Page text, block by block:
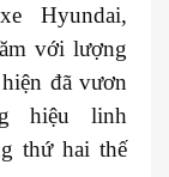
Hyundai,
với lượng
đã vươn
hiệu linh
thứ hai thế